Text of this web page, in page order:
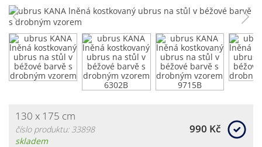
130 x 175 cm
číslo produktu: 33898
skladem
990 Kč